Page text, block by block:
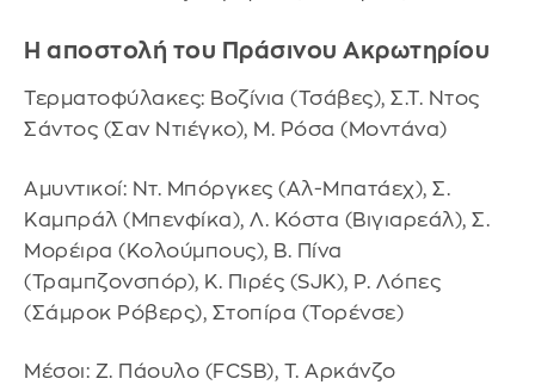
Η αποστολή του Πράσινου Ακρωτηρίου
Τερματοφύλακες: Βοζίνια (Τσάβες), Σ.Τ. Ντος
Σάντος (Σαν Ντιέγκο), Μ. Ρόσα (Μοντάνα)
Αμυντικοί: Ντ. Μπόργκες (Αλ-Μπατάεχ), Σ.
Καμπράλ (Μπενφίκα), Λ. Κόστα (Βιγιαρεάλ), Σ.
Μορέιρα (Κολούμπους), Β. Πίνα
(Τραμπζονσπόρ), Κ. Πιρές (SJK), Ρ. Λόπες
(Σάμροκ Ρόβερς), Στοπίρα (Τορένσε)
Μέσοι: Ζ. Πάουλο (FCSB), Τ. Αρκάνζο